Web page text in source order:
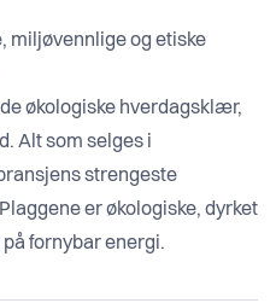
miljøvennlige og etiske
økologiske hverdagsklær,
Alt som selges i
strengeste
er økologiske, dyrket
fornybar energi.